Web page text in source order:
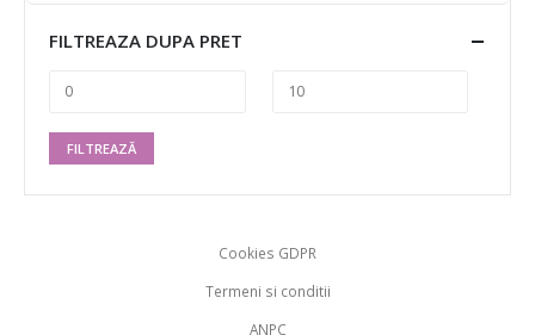
FILTREAZA DUPA PRET
FILTREAZĂ
Cookies GDPR
Termeni si conditii
ANPC